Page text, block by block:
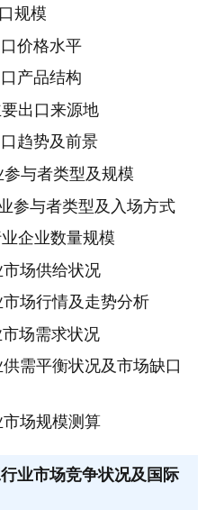
规模
价格水平
产品结构
出口来源地
趋势及前景
与者类型及规模
参与者类型及入场方式
企业数量规模
场供给状况
场行情及走势分析
场需求状况
需平衡状况及市场缺口
场规模测算
业市场竞争状况及国际